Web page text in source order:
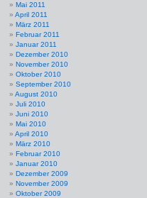
Mai 2011
April 2011
März 2011
Februar 2011
Januar 2011
Dezember 2010
November 2010
Oktober 2010
September 2010
August 2010
Juli 2010
Juni 2010
Mai 2010
April 2010
März 2010
Februar 2010
Januar 2010
Dezember 2009
November 2009
Oktober 2009